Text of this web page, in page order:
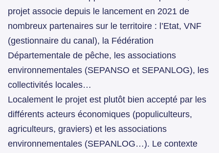
projet associe depuis le lancement en 2021 de
nombreux partenaires sur le territoire : l’Etat, VNF
(gestionnaire du canal), la Fédération
Départementale de pêche, les associations
environnementales (SEPANSO et SEPANLOG), les
collectivités locales…
Localement le projet est plutôt bien accepté par les
différents acteurs économiques (populiculteurs,
agriculteurs, graviers) et les associations
environnementales (SEPANLOG…). Le contexte